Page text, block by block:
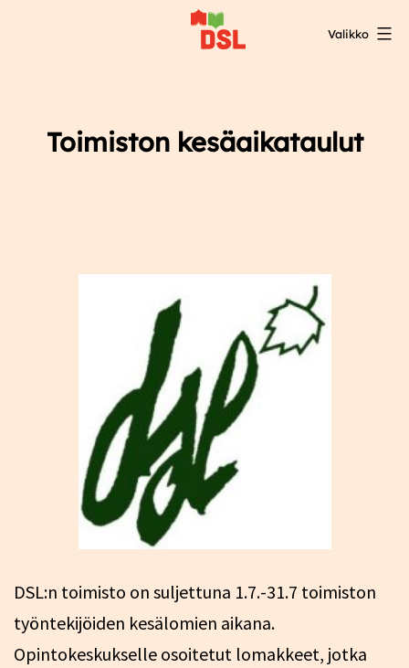
Valikko
Toimiston kesäaikataulut
DSL:n toimisto on suljettuna 1.7.-31.7 toimiston
työntekijöiden kesälomien aikana.
Opintokeskukselle osoitetut lomakkeet, jotka